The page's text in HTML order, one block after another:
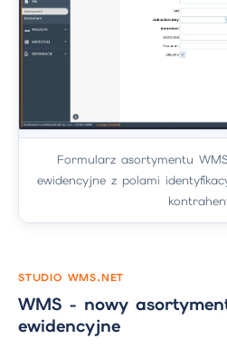
Formularz asortymentu
ewidencyjne z polami
STUDIO WMS.NET
WMS - nowy
ewidencyjne